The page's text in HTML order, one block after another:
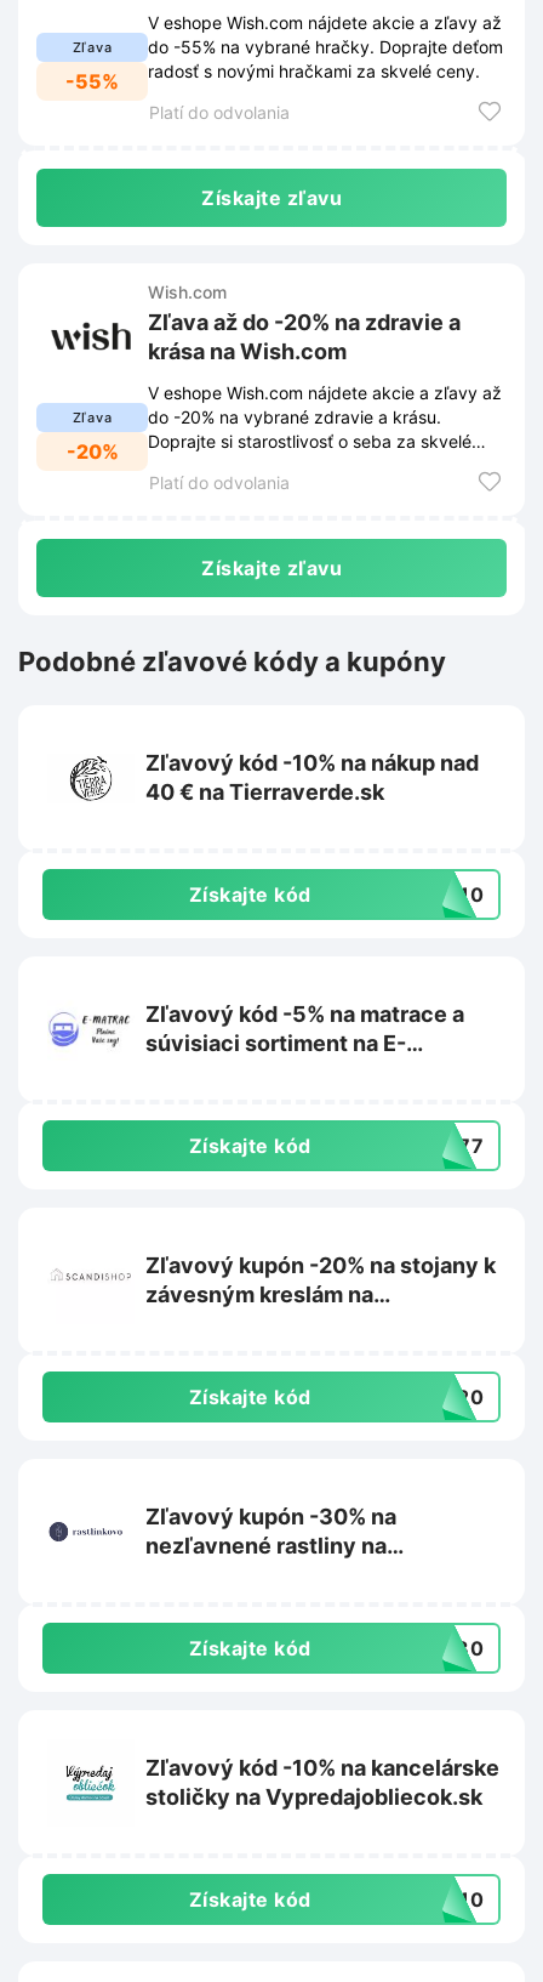
Zľava
-55%
V eshope Wish.com nájdete akcie a zľavy až
do -55% na vybrané hračky. Doprajte deťom
radosť s novými hračkami za skvelé ceny.
Platí do odvolania
Získajte zľavu
Zľava
-20%
Wish.com
Zľava až do -20% na zdravie a
krása na Wish.com
V eshope Wish.com nájdete akcie a zľavy až
do -20% na vybrané zdravie a krásu.
Doprajte si starostlivosť o seba za skvelé
Platí do odvolania
Získajte zľavu
Podobné zľavové kódy a kupóny
Zľavový kód -10% na nákup nad
40 € na Tierraverde.sk
Získajte kód IL10
Zľavový kód -5% na matrace a
súvisiaci sortiment na E-
Získajte kód L777
Zľavový kupón -20% na stojany k
závesným kreslám na
Získajte kód US20
Zľavový kupón -30% na
nezľavnené rastliny na
Získajte kód aj30
Zľavový kód -10% na kancelárske
stoličky na Vypredajobliecok.sk
Získajte kód IA10